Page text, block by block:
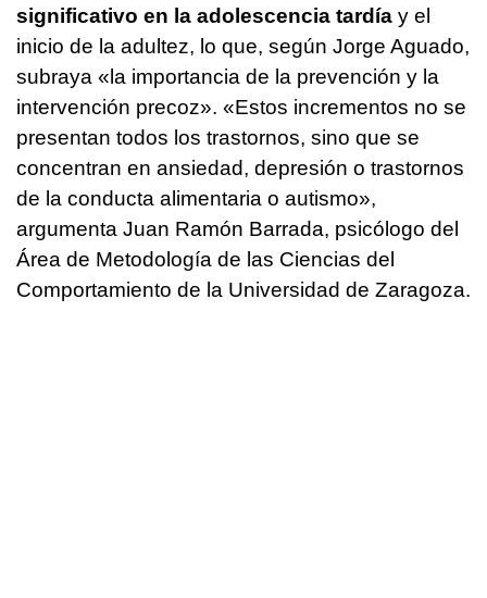
significativo en la adolescencia tardía y el
inicio de la adultez, lo que, según Jorge Aguado,
subraya «la importancia de la prevención y la
intervención precoz». «Estos incrementos no se
presentan todos los trastornos, sino que se
concentran en ansiedad, depresión o trastornos
de la conducta alimentaria o autismo»,
argumenta Juan Ramón Barrada, psicólogo del
Área de Metodología de las Ciencias del
Comportamiento de la Universidad de Zaragoza.